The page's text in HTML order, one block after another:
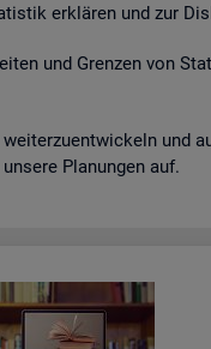
er­klä­ren und zur
und Gren­zen von
und
Pla­nun­gen auf.